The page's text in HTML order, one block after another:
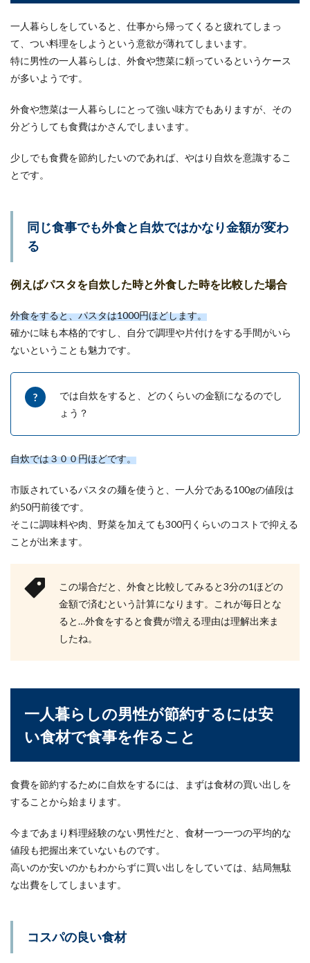
立が出来ていて経済観念もしっかりしていそうに
受信環境に注意しよう
情報によって時刻が修正されるのですが、受信時
駐車場をコンクリートにするには養生
いうコンクリートが完全に固まるまでの期間が必
ユニットバスのコーキングをして隙間
を修復！やり方と必要な物
ユニットバスと壁の隙間の部分にあるコーキング
【免許証の住所変更】住民票そのまま
電車を停止させた場合に賠償金が請求
一人暮らしの朝食でご飯を食べるのはなかなかハ
る、ヨーグルト...
一人暮らしをしていると、仕事から帰ってくると疲れてしまっ
て、つい料理をしようという意欲が薄れてしまいます。
特に男性の一人暮らしは、外食や惣菜に頼っているというケース
が多いようです。
外食や惣菜は一人暮らしにとって強い味方でもありますが、その
分どうしても食費はかさんでしまいます。
少しでも食費を節約したいのであれば、やはり自炊を意識するこ
とです。
同じ食事でも外食と自炊ではかなり金額が変わ
る
例えばパスタを自炊した時と外食した時を比較した場合
外食をすると、パスタは1000円ほどします。
確かに味も本格的ですし、自分で調理や片付けをする手間がいら
ないということも魅力です。
では自炊をすると、どのくらいの金額になるのでし
ょう？
自炊では３００円ほどです。
市販されているパスタの麺を使うと、一人分である100gの値段は
約50円前後です。
そこに調味料や肉、野菜を加えても300円くらいのコストで抑える
ことが出来ます。
この場合だと、外食と比較してみると3分の1ほどの
金額で済むという計算になります。これが毎日とな
ると…外食をすると食費が増える理由は理解出来ま
したね。
一人暮らしの男性が節約するには安
い食材で食事を作ること
食費を節約するために自炊をするには、まずは食材の買い出しを
することから始まります。
今まであまり料理経験のない男性だと、食材一つ一つの平均的な
値段も把握出来ていないものです。
高いのか安いのかもわからずに買い出しをしていては、結局無駄
な出費をしてしまいます。
コスパの良い食材